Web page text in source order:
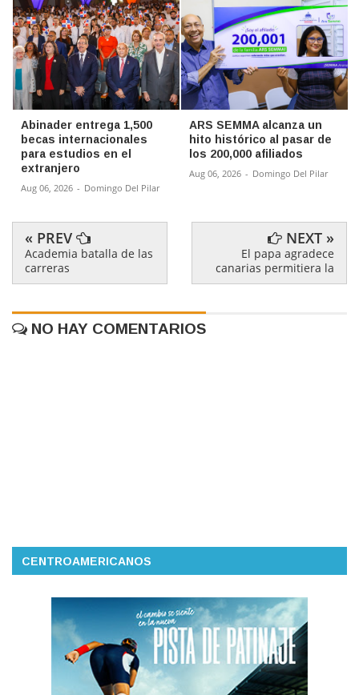
Abinader entrega 1,500
becas internacionales
para estudios en el
extranjero
Aug 06, 2026 - Domingo Del Pilar
ARS SEMMA alcanza un
hito histórico al pasar de
los 200,000 afiliados
Aug 06, 2026 - Domingo Del Pilar
« PREV
Academia batalla de las
carreras
NEXT »
El papa agradece
canarias permitiera la
NO HAY COMENTARIOS
CENTROAMERICANOS